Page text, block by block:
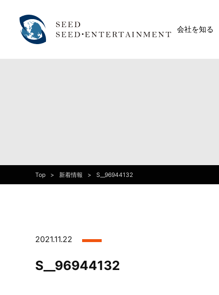
会社を知る
Top 新着情報 S__96944132
2021.11.22
S__96944132